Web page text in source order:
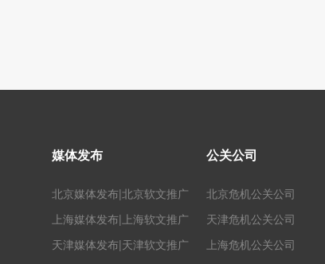
媒体发布
北京媒体发布|北京软文推广
上海媒体发布|上海软文推广
天津媒体发布|天津软文推广
公关公司
北京危机公关公司
天津危机公关公司
上海危机公关公司